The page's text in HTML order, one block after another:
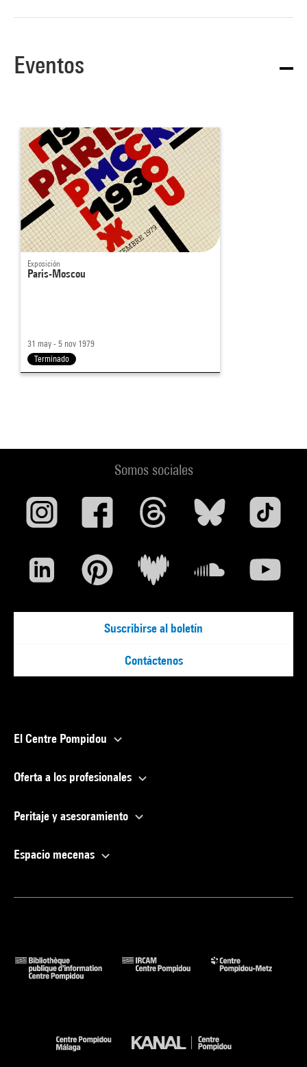
Eventos
Exposición
Paris-Moscou
31 may - 5 nov 1979
Terminado
Somos sociales
Suscribirse al boletín
Contáctenos
El Centre Pompidou
Oferta a los profesionales
Peritaje y asesoramiento
Espacio mecenas